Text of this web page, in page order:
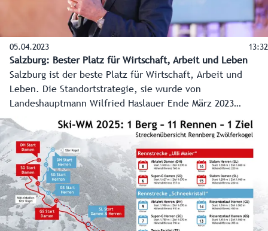
05.04.2023 13:32
Salzburg: Bester Platz für Wirtschaft, Arbeit und Leben
Salzburg ist der beste Platz für Wirtschaft, Arbeit und
Leben. Die Standortstrategie, sie wurde von
Landeshauptmann Wilfried Haslauer Ende März 2023
präsentiert, legt die Eckpunkte fest. Das Ziel: Salzburg
zum unternehmerfreundlichsten Bundesland zu machen.